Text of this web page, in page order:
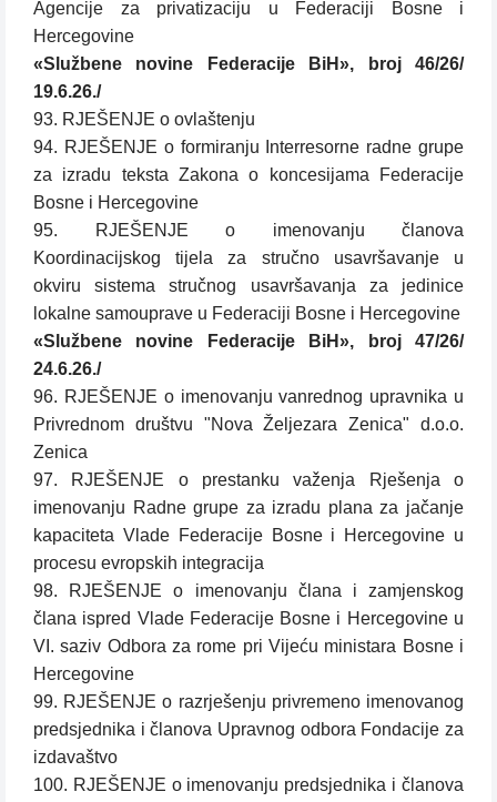
Agencije za privatizaciju u Federaciji Bosne i
Hercegovine
«Službene novine Federacije BiH», broj 46/26/
19.6.26./
93. RJEŠENJE o ovlaštenju
94. RJEŠENJE o formiranju Interresorne radne grupe
za izradu teksta Zakona o koncesijama Federacije
Bosne i Hercegovine
95. RJEŠENJE o imenovanju članova
Koordinacijskog tijela za stručno usavršavanje u
okviru sistema stručnog usavršavanja za jedinice
lokalne samouprave u Federaciji Bosne i Hercegovine
«Službene novine Federacije BiH», broj 47/26/
24.6.26./
96. RJEŠENJE o imenovanju vanrednog upravnika u
Privrednom društvu "Nova Željezara Zenica" d.o.o.
Zenica
97. RJEŠENJE o prestanku važenja Rješenja o
imenovanju Radne grupe za izradu plana za jačanje
kapaciteta Vlade Federacije Bosne i Hercegovine u
procesu evropskih integracija
98. RJEŠENJE o imenovanju člana i zamjenskog
člana ispred Vlade Federacije Bosne i Hercegovine u
VI. saziv Odbora za rome pri Vijeću ministara Bosne i
Hercegovine
99. RJEŠENJE o razrješenju privremeno imenovanog
predsjednika i članova Upravnog odbora Fondacije za
izdavaštvo
100. RJEŠENJE o imenovanju predsjednika i članova